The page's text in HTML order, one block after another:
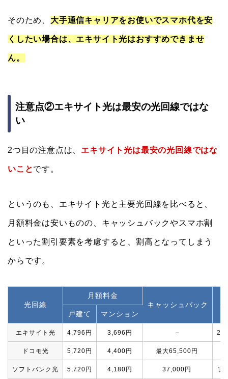
そのため、 大手通信キャリアをお使いでスマホ代を安
くしたい場合は、エキサイト光はおすすめできませ
ん。
注意点②エキサイト光は最安の光回線ではな
い
2つ目の注意点は、 エキサイト光は最安の光回線ではな
いことです。
というのも、エキサイト光と主要光回線を比べると、
月額料金は安いものの、キャッシュバックやスマホ割
といった割引要素を考慮すると、割高となってしまう
からです。
光回線
月額料金
キャッシュバック
戸建て
マンション
エキサイト光 4,796円 3,696円 –
ドコモ光 5,720円 4,400円 最大65,500円
ソフトバンク光 5,720円 4,180円 37,000円 実